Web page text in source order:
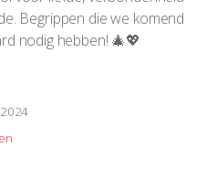
Begrippen die we komend
nodig hebben! 🎄💖